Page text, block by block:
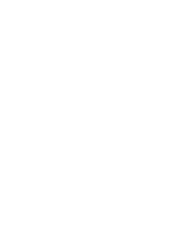
Hoy ha comenzado en
como protagonista:
Restaurante Lozano,
luchará por conquistar
mejor tapa de la ruta. El
«receta exitosa en la
para los bares y